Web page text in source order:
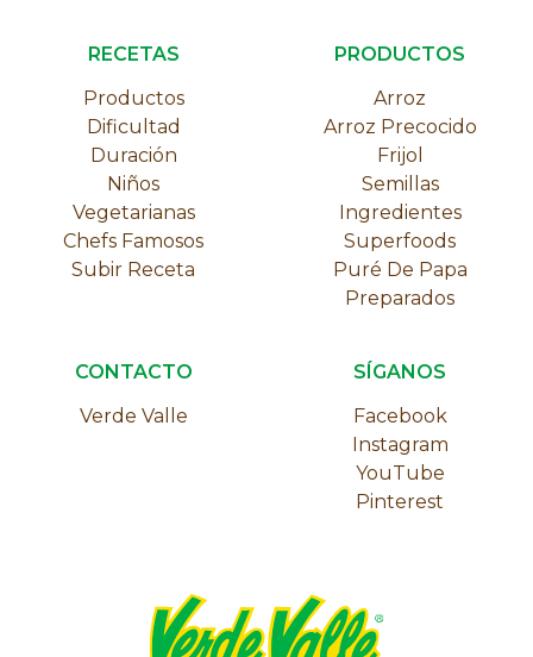
RECETAS
Productos
Dificultad
Duración
Niños
Vegetarianas
Chefs Famosos
Subir Receta
PRODUCTOS
Arroz
Arroz Precocido
Frijol
Semillas
Ingredientes
Superfoods
Puré De Papa
Preparados
CONTACTO
Verde Valle
SÍGANOS
Facebook
Instagram
YouTube
Pinterest